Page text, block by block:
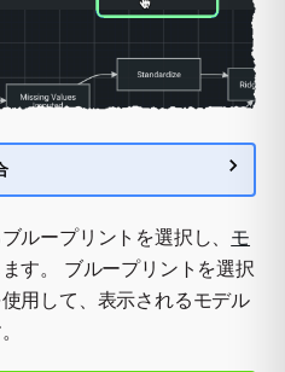
ループリントを選択し、 モ
ます。 ブループリントを選択
用して、表示されるモデル